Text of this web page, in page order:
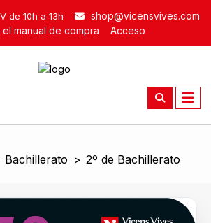
de 10h a 13h
shop@vicensvives.com
manual de compra
Acceso
Bachillerato > 2º de Bachillerato